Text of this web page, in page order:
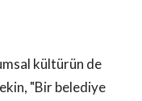
kültürün de
"Bir belediye